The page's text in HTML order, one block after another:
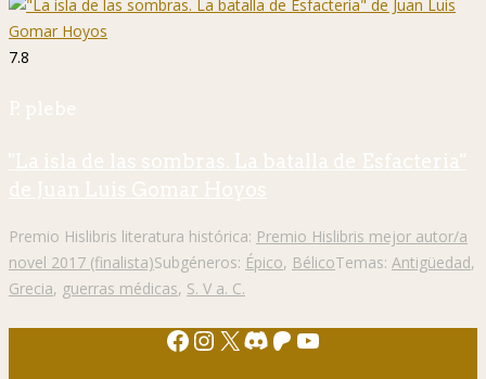
7.8
P. plebe
"La isla de las sombras. La batalla de Esfacteria"
de Juan Luis Gomar Hoyos
Premio Hislibris literatura histórica: Premio Hislibris mejor autor/a
novel 2017 (finalista)Subgéneros: Épico, BélicoTemas: Antigüedad,
Grecia, guerras médicas, S. V a. C.
Facebook
Instagram
X Discord
Patreon
YouTube